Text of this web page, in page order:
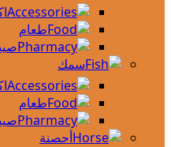
طعام
سمك
طعام
أحصنة